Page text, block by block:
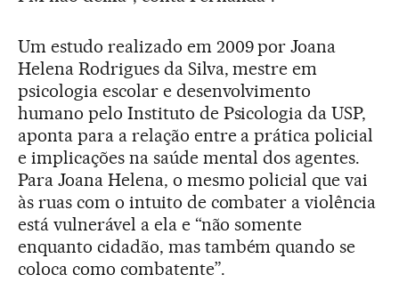
Um estudo realizado em 2009 por Joana
Helena Rodrigues da Silva, mestre em
psicologia escolar e desenvolvimento
humano pelo Instituto de Psicologia da USP,
aponta para a relação entre a prática policial
e implicações na saúde mental dos agentes.
Para Joana Helena, o mesmo policial que vai
às ruas com o intuito de combater a violência
está vulnerável a ela e “não somente
enquanto cidadão, mas também quando se
coloca como combatente”.